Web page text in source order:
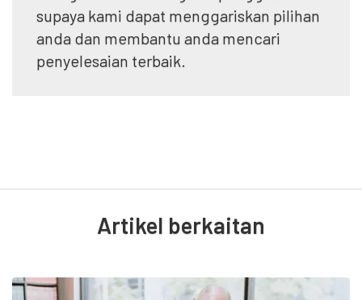
supaya kami dapat menggariskan pilihan
anda dan membantu anda mencari
penyelesaian terbaik.
Artikel berkaitan